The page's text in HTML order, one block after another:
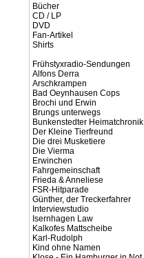
Bücher
CD / LP
DVD
Fan-Artikel
Shirts
Frühstyxradio-Sendungen
Alfons Derra
Arschkrampen
Bad Oeynhausen Cops
Brochi und Erwin
Brungs unterwegs
Bunkenstedter Heimatchronik
Der Kleine Tierfreund
Die drei Musketiere
Die Vierma
Erwinchen
Fahrgemeinschaft
Frieda & Anneliese
FSR-Hitparade
Günther, der Treckerfahrer
Interviewstudio
Isernhagen Law
Kalkofes Mattscheibe
Karl-Rudolph
Kind ohne Namen